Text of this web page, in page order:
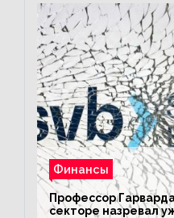
Финансы
Профессор
секторе назревал